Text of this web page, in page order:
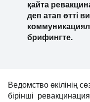
қайта
деп атап өтті
брифингте.
Ведомство өкілінің
бірінші